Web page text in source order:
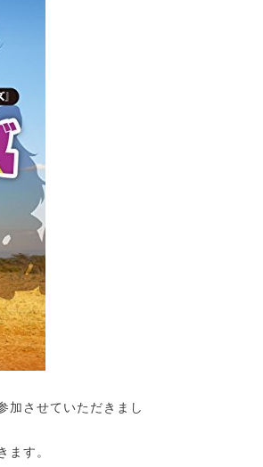
加させていただきまし
ます。